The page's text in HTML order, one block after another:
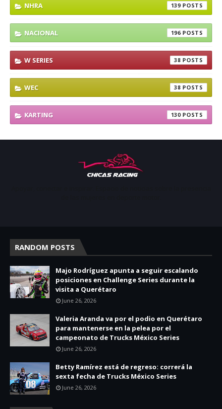
NHRA 139
NACIONAL 196
W SERIES 38
WEC 38
KARTING 130
RANDOM POSTS
Majo Rodríguez apunta a seguir escalando
posiciones en Challenge Series durante la
visita a Querétaro
June 26, 2026
Valeria Aranda va por el podio en Querétaro
para mantenerse en la pelea por el
campeonato de Trucks México Series
June 26, 2026
Betty Ramírez está de regreso: correrá la
sexta fecha de Trucks México Series
June 26, 2026